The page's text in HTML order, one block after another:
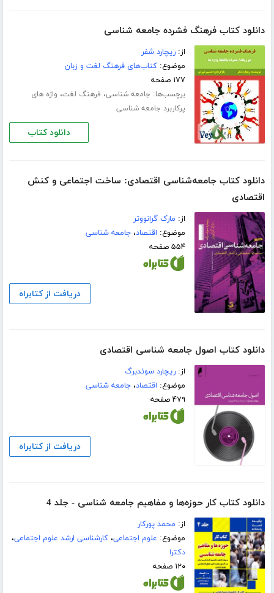
دانلود کتاب فرهنگ فشرده جامعه شناسی
از:ریچارد شفر
موضوع:کتاب‌های فرهنگ لغت و زبان
۱۷۷ صفحه
برچسب‌ها: جامعه شناسی، فرهنگ لغت، واژه های
پرکاربرد جامعه شناسی
دانلود کتاب
دانلود کتاب جامعه‌شناسی اقتصادی: ساخت اجتماعی و کنش
اقتصادی
از: مارک گرانووتر
موضوع: اقتصاد،جامعه شناسی
۵۵۴ صفحه
دریافت از کتابراه
دانلود کتاب اصول جامعه شناسی اقتصادی
از:ریچارد سوئدبرگ
موضوع: اقتصاد،جامعه شناسی
۴۷۹ صفحه
دریافت از کتابراه
دانلود کتاب کار حوزه‌ها و مفاهیم جامعه شناسی - جلد 4
از: محمد پورکار
موضوع: علوم اجتماعی،کارشناسی ارشد علوم اجتماعی،
دکترا
۱۲۰ صفحه